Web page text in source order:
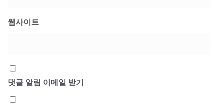
웹사이트
댓글 알림 이메일 받기